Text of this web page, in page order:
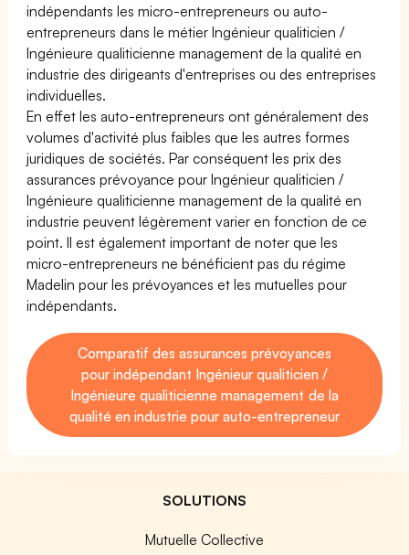
indépendants les micro-entrepreneurs ou auto-
entrepreneurs dans le métier Ingénieur qualiticien /
Ingénieure qualiticienne management de la qualité en
industrie des dirigeants d'entreprises ou des entreprises
individuelles.
En effet les auto-entrepreneurs ont généralement des
volumes d'activité plus faibles que les autres formes
juridiques de sociétés. Par conséquent les prix des
assurances prévoyance pour Ingénieur qualiticien /
Ingénieure qualiticienne management de la qualité en
industrie peuvent légèrement varier en fonction de ce
point. Il est également important de noter que les
micro-entrepreneurs ne bénéficient pas du régime
Madelin pour les prévoyances et les mutuelles pour
indépendants.
Comparatif des assurances prévoyances
pour indépendant Ingénieur qualiticien /
Ingénieure qualiticienne management de la
qualité en industrie pour auto-entrepreneur
SOLUTIONS
Mutuelle Collective